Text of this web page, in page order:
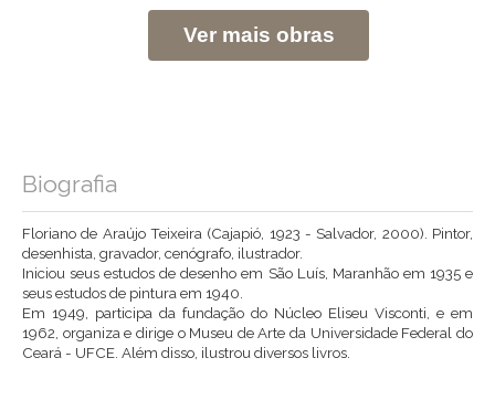
Ver mais obras
Biografia
Floriano de Araújo Teixeira (Cajapió, 1923 - Salvador, 2000). Pintor,
desenhista, gravador, cenógrafo, ilustrador.
Iniciou seus estudos de desenho em São Luís, Maranhão em 1935 e
seus estudos de pintura em 1940.
Em 1949, participa da fundação do Núcleo Eliseu Visconti, e em
1962, organiza e dirige o Museu de Arte da Universidade Federal do
Ceará - UFCE. Além disso, ilustrou diversos livros.